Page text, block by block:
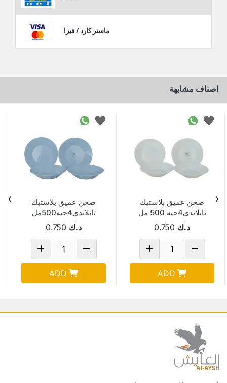
ماستر كارد / فيزا
اصناف مشابهة
صحن عميق بلاستيك
تايلاندي4حبه 500 مل
ابيض PN2112X4
د.ك 0.750
ADD
صحن عميق بلاستيك
تايلاندي4حبه500مل
ازرقPN2112X4
د.ك 0.750
ADD
‹
›